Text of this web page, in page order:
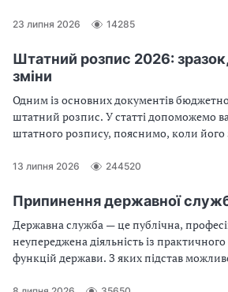
23 липня 2026 14285
Штатний розпис 2026:
зміни
Одним із основних документів
штатний розпис. У статті допоможемо
штатного розпису, пояснимо, коли його
13 липня 2026 244520
Припинення державної
Державна служба — це публічна,
неупереджена діяльність із
функцій держави. З яких підстав